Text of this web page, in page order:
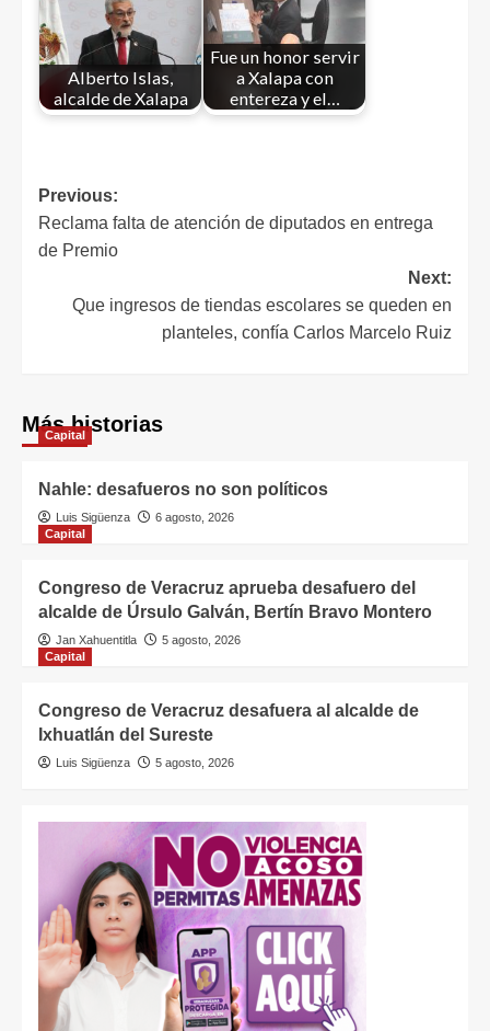
Alberto Islas,
alcalde de Xalapa
Fue un honor servir
a Xalapa con
entereza y el…
Previous:
Reclama falta de atención de diputados en entrega
de Premio
Next:
Que ingresos de tiendas escolares se queden en
planteles, confía Carlos Marcelo Ruiz
Más historias
Capital
Nahle: desafueros no son políticos
Luis Sigüenza
6 agosto, 2026
Capital
Congreso de Veracruz aprueba desafuero del
alcalde de Úrsulo Galván, Bertín Bravo Montero
Jan Xahuentitla
5 agosto, 2026
Capital
Congreso de Veracruz desafuera al alcalde de
Ixhuatlán del Sureste
Luis Sigüenza 5 agosto, 2026